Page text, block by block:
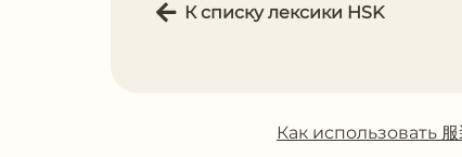
К списку лексики HSK
Как использовать 服